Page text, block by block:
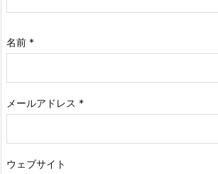
名前 *
メールアドレス *
ウェブサイト